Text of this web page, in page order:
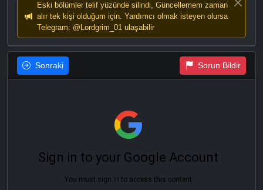
Eski bölümler telif yüzünde silindi, Güncellemem zaman
alır tek kişi olduğum için. Yardımcı olmak isteyen olursa
Telegram: @Lordgrim_01 ulaşabilir
Sonraki Sorun Bildir